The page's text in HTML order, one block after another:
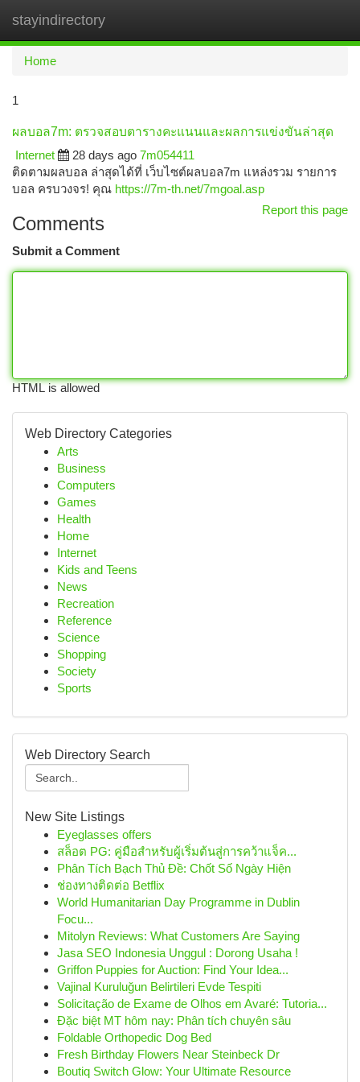
stayindirectory
Home
1
ผลบอล7m: ตรวจสอบตารางคะแนนและผลการแข่งขันล่าสุด
Internet
28 days ago 7m054411
ติดตามผลบอล ล่าสุดได้ที่ เว็บไซต์ผลบอล7m แหล่งรวม รายการ
บอล ครบวงจร! คุณ https://7m-th.net/7mgoal.asp
Report this page
Comments
Submit a Comment
HTML is allowed
Web Directory Categories
Arts
Business
Computers
Games
Health
Home
Internet
Kids and Teens
News
Recreation
Reference
Science
Shopping
Society
Sports
Web Directory Search
New Site Listings
Eyeglasses offers
สล็อต PG: คู่มือสำหรับผู้เริ่มต้นสู่การคว้าแจ็ค...
Phân Tích Bạch Thủ Đề: Chốt Số Ngày Hiện
ช่องทางติดต่อ Betflix
World Humanitarian Day Programme in Dublin
Focu...
Mitolyn Reviews: What Customers Are Saying
Jasa SEO Indonesia Unggul : Dorong Usaha !
Griffon Puppies for Auction: Find Your Idea...
Vajinal Kuruluğun Belirtileri Evde Tespiti
Solicitação de Exame de Olhos em Avaré: Tutoria...
Đặc biệt MT hôm nay: Phân tích chuyên sâu
Foldable Orthopedic Dog Bed
Fresh Birthday Flowers Near Steinbeck Dr
Boutiq Switch Glow: Your Ultimate Resource